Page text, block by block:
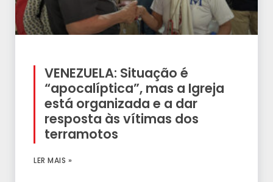
VENEZUELA: Situação é
“apocalíptica”, mas a Igreja
está organizada e a dar
resposta às vítimas dos
terramotos
LER MAIS »